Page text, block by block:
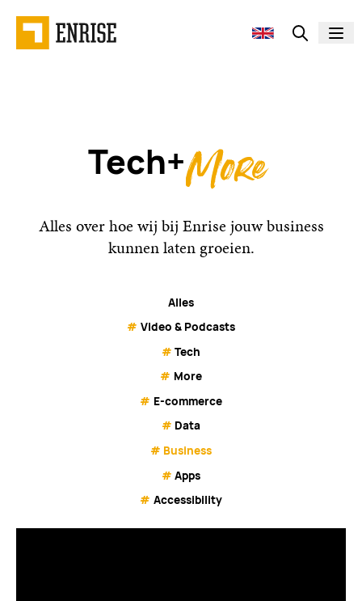
Tech+
Alles over hoe wij bij Enrise jouw business
kunnen laten groeien.
Alles
# Video & Podcasts
# Tech
# More
# E-commerce
# Data
# Business
# Apps
# Accessibility